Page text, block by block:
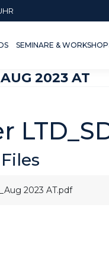
SEMINARE &
2023 AT
2023 AT.pdf